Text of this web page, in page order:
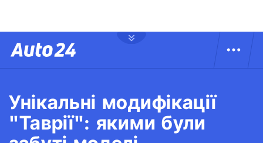
Унікальні модифікації
"Таврії": якими були